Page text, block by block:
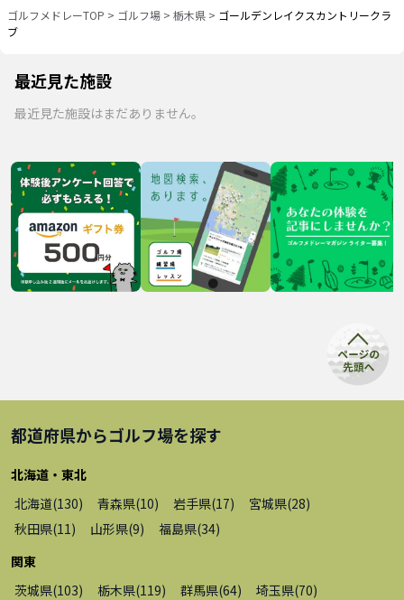
ゴルフメドレーTOP > ゴルフ場 > 栃木県 > ゴールデンレイクスカントリークラ
ブ
最近見た施設
最近見た施設はまだありません。
都道府県からゴルフ場を探す
北海道・東北
北海道(130) 青森県(10) 岩手県(17) 宮城県(28)
秋田県(11 ) 山形県(9) 福島県(34)
関東
茨城県(103) 栃木県(119) 群馬県(64) 埼玉県(70)